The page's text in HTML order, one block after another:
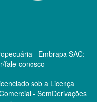
- Embrapa SAC:
fale-conosco
sob a Licença
- SemDerivações